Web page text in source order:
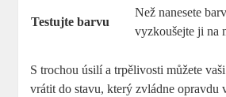
Testujte barvu
Než nanesete
vyzkoušejte ji na
S trochou úsilí a trpělivosti můžete
vrátit do stavu, který zvládne opravdu